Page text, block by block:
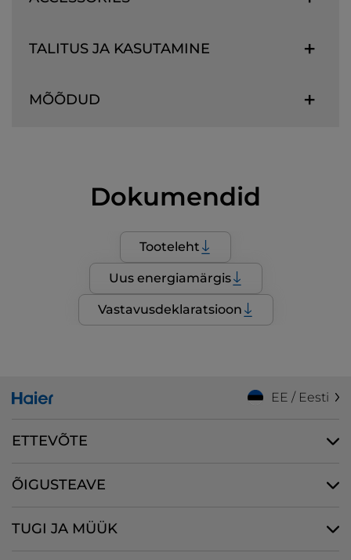
TALITUS JA KASUTAMINE
MÕÕDUD
Dokumendid
Tooteleht
Uus energiamärgis
Vastavusdeklaratsioon
EE / Eesti
ETTEVÕTE
ÕIGUSTEAVE
TUGI JA MÜÜK